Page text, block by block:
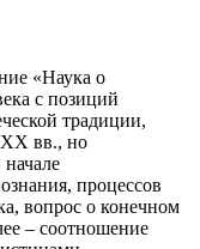
«Наука о
с позиций
традиции,
вв., но
процессов
вопрос о конечном
– соотношение